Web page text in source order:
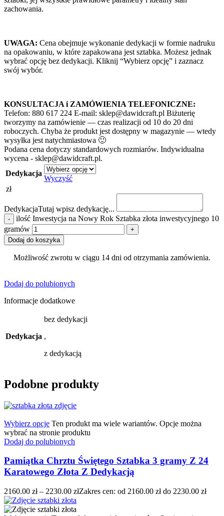
zachowania.
UWAGA: Cena obejmuje wykonanie dedykacji w formie nadruku
na opakowaniu, w które zapakowana jest sztabka. Możesz jednak
wybrać opcję bez dedykacji. Kliknij “Wybierz opcję” i zaznacz
swój wybór.
KONSULTACJA i ZAMÓWIENIA TELEFONICZNE:
Telefon: 880 617 224 E-mail: sklep@dawidcraft.pl Biżuterię
tworzymy na zamówienie — czas realizacji od 10 do 20 dni
roboczych. Chyba że produkt jest dostępny w magazynie — wtedy
wysyłka jest natychmiastowa 🙂
Podana cena dotyczy standardowych rozmiarów. Indywidualna
wycena - sklep@dawidcraft.pl.
Dedykacja
Wyczyść
zł
DedykacjaTutaj wpisz dedykację...
ilość Inwestycja na Nowy Rok Sztabka złota inwestycyjnego 10
gramów
Dodaj do koszyka
Możliwość zwrotu w ciągu 14 dni od otrzymania zamówienia.
Dodaj do polubionych
Informacje dodatkowe
Dedykacja
bez dedykacji
,
z dedykacją
Podobne produkty
Wybierz opcje Ten produkt ma wiele wariantów. Opcje można
wybrać na stronie produktu
Dodaj do polubionych
Pamiątka Chrztu Świętego Sztabka 3 gramy Z 24
Karatowego Złota Z Dedykacją
2160.00 zł – 2230.00 złZakres cen: od 2160.00 zł do 2230.00 zł